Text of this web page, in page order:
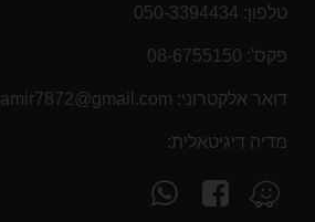
טלפון: 050-3394434
פקס': 08-6755150
דואר אלקטרוני: ‫amir7872@gmail.com‬
מדיה דיגיטאלית:
מצא
אותנו
עקוב
אחרינו